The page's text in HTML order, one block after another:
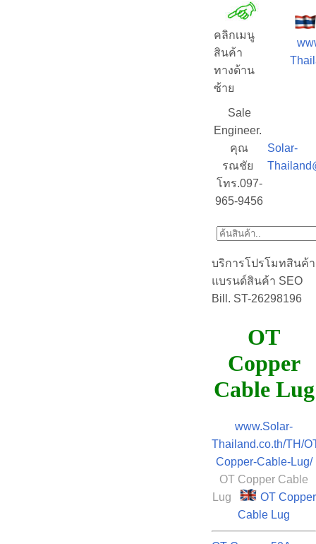
คลิกเมนู
สินค้า
ทางด้าน
ซ้าย
Sale
Engineer.
คุณ
รณชัย
โทร.097-
965-9456
Solar-
บริการโปรโมทสินค้า
แบรนด์สินค้า SEO
Bill. ST-26298196
OT
Copper
Cable Lug
www.Solar-
Thailand.co.th/TH/
Copper-Cable-Lug/
OT Copper Cable
Lug
OT Copper
Cable Lug